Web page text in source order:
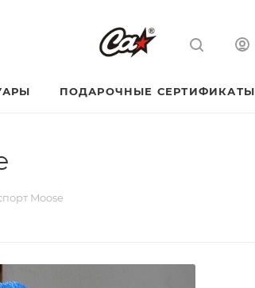
ПОДАРОЧНЫЕ СЕРТИФИКАТЫ
Moose